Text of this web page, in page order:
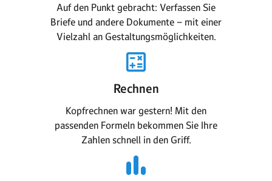
Auf den Punkt gebracht: Verfassen Sie
Briefe und andere Dokumente – mit einer
Vielzahl an Gestaltungs­möglichkeiten.
Rechnen
Kopfrechnen war gestern! Mit den
passenden Formeln bekommen Sie Ihre
Zahlen schnell in den Griff.